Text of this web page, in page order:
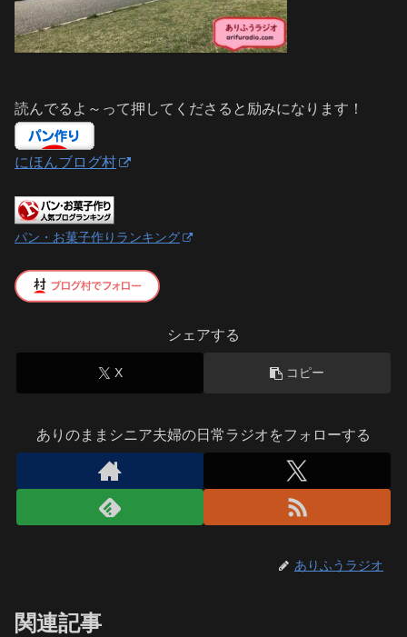
読んでるよ～って押してくださると励みになります！
にほんブログ村
パン・お菓子作りランキング
シェアする
X コピー
ありのままシニア夫婦の日常ラジオをフォローする
ありふうラジオ
関連記事